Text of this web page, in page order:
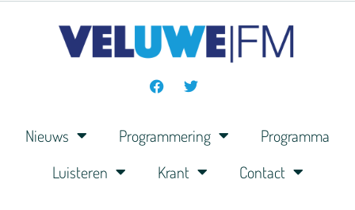
Nieuws Programmering
Programma
Luisteren
Krant Contact